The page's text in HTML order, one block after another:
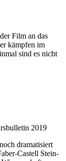
Film an das
kämpfen im
sind es nicht
2019
dramatisiert
Castell Stein-